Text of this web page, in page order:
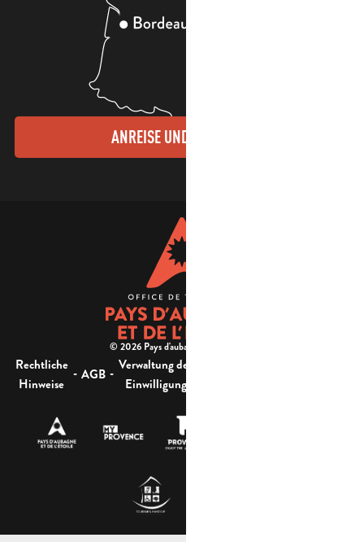
ANREISE UND KONTAKTE
© 2026 Pays d'aubagne et de l'étoile -
Rechtliche
Hinweise
- AGB - Verwaltung der
Einwilligung